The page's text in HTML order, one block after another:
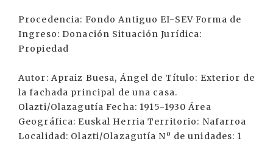
Procedencia: Fondo Antiguo EI-SEV Forma de
Ingreso: Donación Situación Jurídica:
Propiedad
Autor: Apraiz Buesa, Ángel de Título: Exterior de
la fachada principal de una casa.
Olazti/Olazagutía Fecha: 1915-1930 Área
Geográfica: Euskal Herria Territorio: Nafarroa
Localidad: Olazti/Olazagutía Nº de unidades: 1